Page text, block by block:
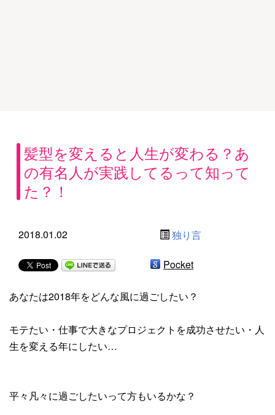
髪型を変えると人生が変わる？あ
の有名人が実践してるって知って
た？！
2018.01.02 独り言
Pocket
あなたは2018年をどんな風に過ごしたい？
モテたい・仕事で大きなプロジェクトを成功させたい・人
生を変える年にしたい…
平々凡々に過ごしたいって方もいるかな？